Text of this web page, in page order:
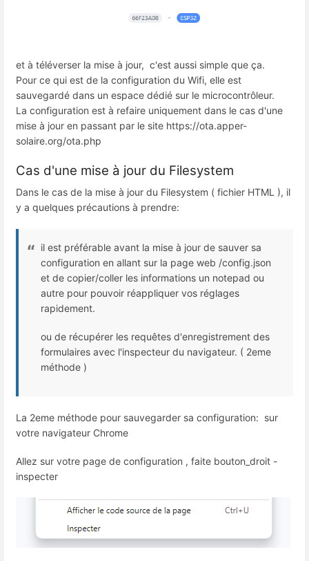
et à téléverser la mise à jour, c'est aussi simple que ça.
Pour ce qui est de la configuration du Wifi, elle est
sauvegardé dans un espace dédié sur le microcontrôleur.
La configuration est à refaire uniquement dans le cas d'une
mise à jour en passant par le site https://ota.apper-
solaire.org/ota.php
Cas d'une mise à jour du Filesystem
Dans le cas de la mise à jour du Filesystem ( fichier HTML ), il
y a quelques précautions à prendre:
il est préférable avant la mise à jour de sauver sa
configuration en allant sur la page web /config.json
et de copier/coller les informations un notepad ou
autre pour pouvoir réappliquer vos réglages
rapidement.
ou de récupérer les requêtes d'enregistrement des
formulaires avec l'inspecteur du navigateur. ( 2eme
méthode )
La 2eme méthode pour sauvegarder sa configuration: sur
votre navigateur Chrome
Allez sur votre page de configuration , faite bouton_droit -
inspecter